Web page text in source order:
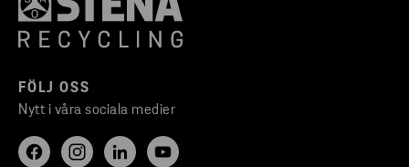
FÖLJ OSS
Nytt i våra sociala medier